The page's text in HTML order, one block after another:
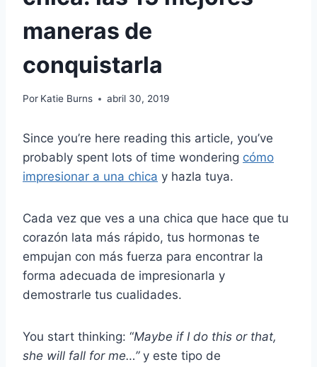
maneras de
conquistarla
Por Katie Burns abril 30, 2019
Since you’re here reading this article, you’ve
probably spent lots of time wondering cómo
impresionar a una chica y hazla tuya.
Cada vez que ves a una chica que hace que tu
corazón lata más rápido, tus hormonas te
empujan con más fuerza para encontrar la
forma adecuada de impresionarla y
demostrarle tus cualidades.
You start thinking: “Maybe if I do this or that,
she will fall for me…”y este tipo de